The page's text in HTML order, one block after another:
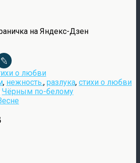
на Яндекс-Дзен
о любви
, нежность., разлука, стихи о любви
Чёрным по-белому